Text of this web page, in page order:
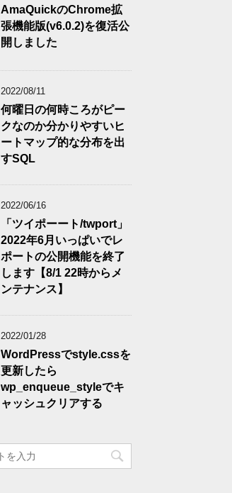
AmaQuickのChrome拡
張機能版(v6.0.2)を復活公
開しました
2022/08/11
何曜日の何時ころがピー
クなのか分かりやすいヒ
ートマップ的な分布を出
すSQL
2022/06/16
「ツイポーート/twport」
2022年6月いっぱいでレ
ポートの公開機能を終了
します【8/1 22時からメ
ンテナンス】
2022/01/28
WordPressでstyle.cssを
更新したら
wp_enqueue_styleでキ
ャッシュクリアする